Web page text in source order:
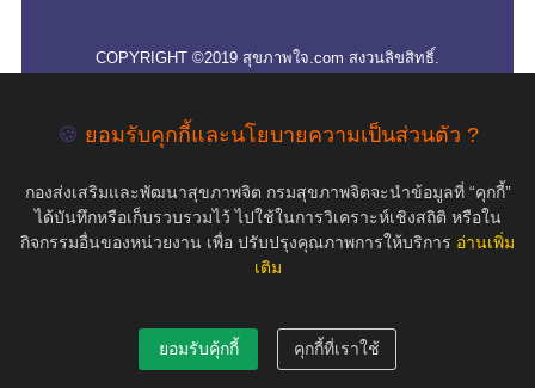
COPYRIGHT ©2019 สุขภาพใจ.com สงวนลิขสิทธิ์.
🍪 ยอมรับคุกกี้และนโยบายความเป็นส่วนตัว ?
กองส่งเสริมและพัฒนาสุขภาพจิต กรมสุขภาพจิตจะนำข้อมูลที่ “คุกกี้”
ได้บันทึกหรือเก็บรวบรวมไว้ ไปใช้ในการวิเคราะห์เชิงสถิติ หรือใน
กิจกรรมอื่นของหน่วยงาน เพื่อ ปรับปรุงคุณภาพการให้บริการ อ่านเพิ่ม
เติม
ยอมรับคุ้กกี้ คุกกี้ที่เราใช้